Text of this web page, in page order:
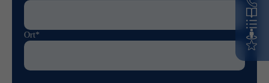
Ort*